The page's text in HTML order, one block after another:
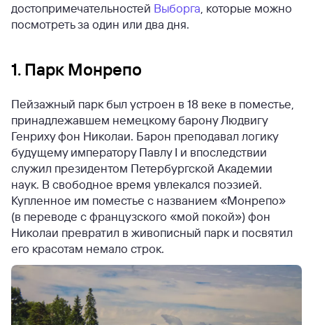
достопримечательностей Выборга , которые можно
посмотреть за один или два дня.
1. Парк Монрепо
Пейзажный парк был устроен в 18 веке в поместье,
принадлежавшем немецкому барону Людвигу
Генриху фон Николаи. Барон преподавал логику
будущему императору Павлу I и впоследствии
служил президентом Петербургской Академии
наук. В свободное время увлекался поэзией.
Купленное им поместье с названием «Монрепо»
(в переводе с французского «мой покой») фон
Николаи превратил в живописный парк и посвятил
его красотам немало строк.